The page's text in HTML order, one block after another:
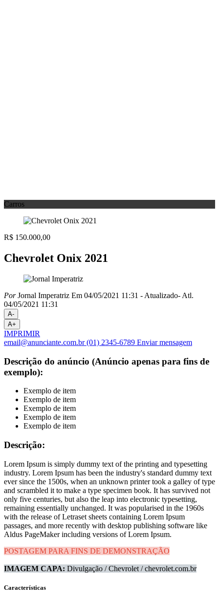
Carros
R$ 150.000,00
Chevrolet Onix 2021
PorJornal Imperatriz Em 04/05/2021 11:31 - Atualizado- Atl.
04/05/2021 11:31
A-
A+
IMPRIMIR
email@anunciante.com.br(01) 2345-6789 Enviar mensagem
Descrição do anúncio (Anúncio apenas para fins de
exemplo):
Exemplo de item
Exemplo de item
Exemplo de item
Exemplo de item
Exemplo de item
Descrição:
Lorem Ipsum is simply dummy text of the printing and typesetting
industry. Lorem Ipsum has been the industry's standard dummy text
ever since the 1500s, when an unknown printer took a galley of type
and scrambled it to make a type specimen book. It has survived not
only five centuries, but also the leap into electronic typesetting,
remaining essentially unchanged. It was popularised in the 1960s
with the release of Letraset sheets containing Lorem Ipsum
passages, and more recently with desktop publishing software like
Aldus PageMaker including versions of Lorem Ipsum.
POSTAGEM PARA FINS DE DEMONSTRAÇÃO
IMAGEM CAPA: Divulgação / Chevrolet / chevrolet.com.br
Características